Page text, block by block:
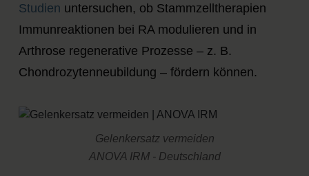
Studien untersuchen, ob Stammzelltherapien
Immunreaktionen bei RA modulieren und in
Arthrose regenerative Prozesse – z. B.
Chondrozytenneubildung – fördern können.
Gelenkersatz vermeiden
ANOVA IRM - Deutschland